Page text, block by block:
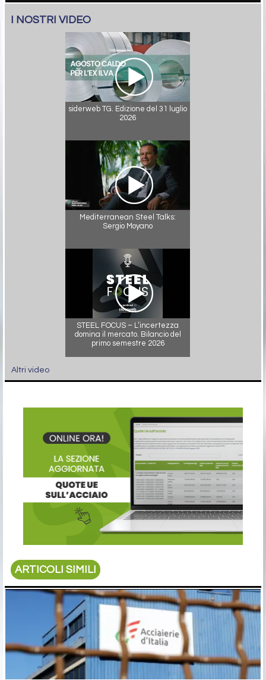
I NOSTRI VIDEO
siderweb TG. Edizione del 31 luglio
2026
Mediterranean Steel Talks:
Sergio Moyano
STEEL FOCUS – L’incertezza
domina il mercato. Bilancio del
primo semestre 2026
Altri video
ARTICOLI SIMILI